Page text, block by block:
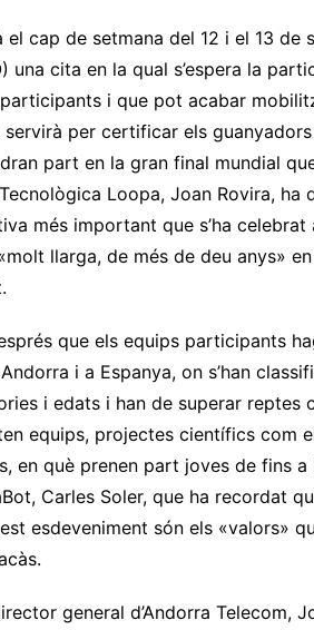
el cap de setmana del 12 i el 13
una cita en la qual s’espera la
i que pot acabar
per certificar els
part en la gran final mundial
Loopa, Joan Rovira,
més important que s’ha
llarga, de més de deu anys»
que els equips participants
i a Espanya, on s’han
i edats i han de superar
equips, projectes científics com
en què prenen part joves de fins
Carles Soler, que ha recordat
esdeveniment són els «valors»
general d’Andorra Telecom,